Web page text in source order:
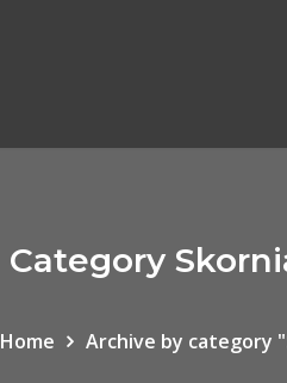
Category
Home Archive by category